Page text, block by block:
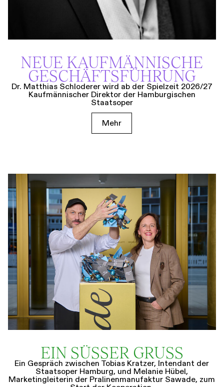
NEUE KAUF­MÄNNISCHE
GESCHÄFTS­FÜHRUNG
Dr. Matthias Schloderer wird ab der Spielzeit 2026/27
Kaufmännischer Direktor der Hamburgischen
Staatsoper
Mehr
EIN SÜSSER GRUSS
Ein Gespräch zwischen Tobias Kratzer, Intendant der
Staatsoper Hamburg, und Melanie Hübel,
Marketingleiterin der Pralinenmanufaktur Sawade, zum